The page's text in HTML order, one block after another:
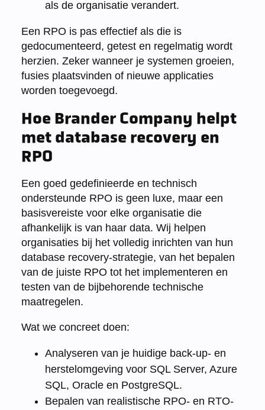
als de organisatie verandert.
Een RPO is pas effectief als die is
gedocumenteerd, getest en regelmatig wordt
herzien. Zeker wanneer je systemen groeien,
fusies plaatsvinden of nieuwe applicaties
worden toegevoegd.
Hoe Brander Company helpt
met database recovery en
RPO
Een goed gedefinieerde en technisch
ondersteunde RPO is geen luxe, maar een
basisvereiste voor elke organisatie die
afhankelijk is van haar data. Wij helpen
organisaties bij het volledig inrichten van hun
database recovery-strategie, van het bepalen
van de juiste RPO tot het implementeren en
testen van de bijbehorende technische
maatregelen.
Wat we concreet doen:
Analyseren van je huidige back-up- en
herstelomgeving voor SQL Server, Azure
SQL, Oracle en PostgreSQL.
Bepalen van realistische RPO- en RTO-